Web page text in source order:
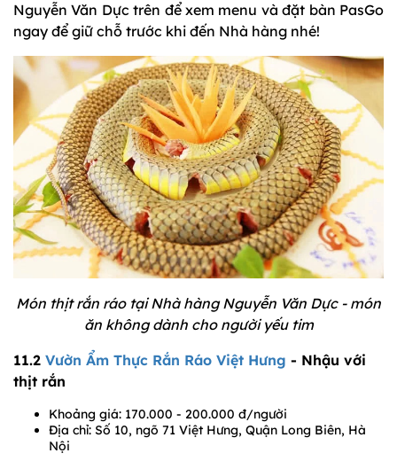
Nguyễn Văn Dực trên để xem menu và đặt bàn PasGo
ngay để giữ chỗ trước khi đến Nhà hàng nhé!
Món thịt rắn ráo tại Nhà hàng Nguyễn Văn Dực - món
ăn không dành cho người yếu tim
11.2 Vườn Ẩm Thực Rắn Ráo Việt Hưng - Nhậu với
thịt rắn
Khoảng giá: 170.000 - 200.000 đ/người
Địa chỉ: Số 10, ngõ 71 Việt Hưng, Quận Long Biên, Hà
Nội